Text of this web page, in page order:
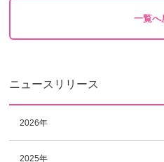
一覧へ
ニュースリリース
2026年
2025年